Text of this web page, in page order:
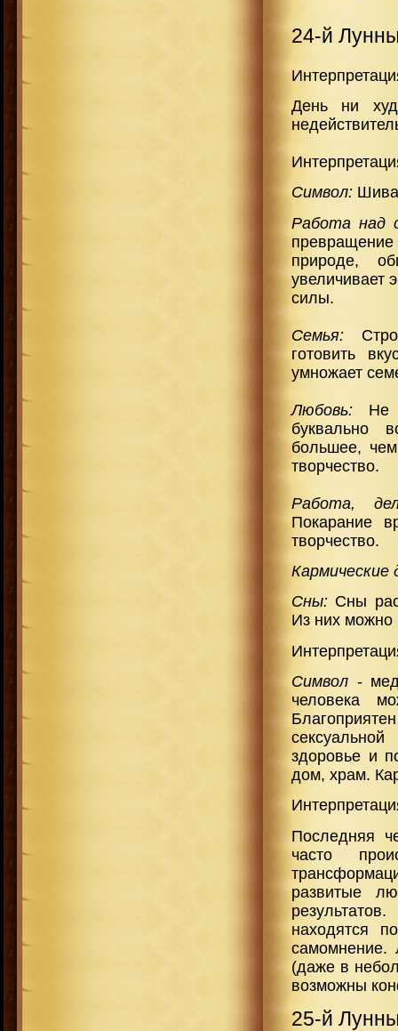
24-й
День ни
Символ:
Работа над
природе,
увеличивает
силы.
Семья:
готовить
умножает
Любовь: Не
буквально
большее,
творчество.
Работа,
Покарание
творчество.
Кармические
Сны: Сны
Из них можно
Символ -
человека
здоровье и
дом, храм.
Последняя
часто
развитые
находятся
самомнение.
(даже в
возможны
25-й